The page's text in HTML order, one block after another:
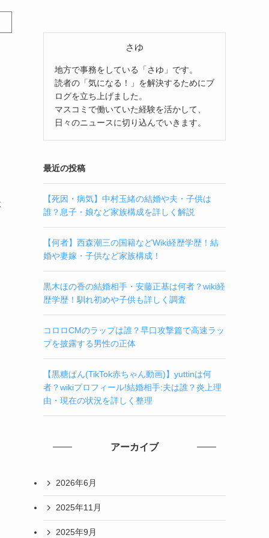
さゆ
地方で事務をしている「さゆ」です。
読者の「気になる！」を解決するためにブ
ログを立ち上げました。
マスコミで働いていた経験を活かして、
日々のニュースに切り込んでいきます。
最近の投稿
【死因・病気】中村玉緒の結婚や夫・子供は
誰？息子・娘など家族構成を詳しく解説
【何者】西森潮三の国籍などWiki経歴学歴！結
婚や妻嫁・子供など家族構成！
黒木ほの香の結婚相手・安藤正基は何者？wiki経
歴学歴！馴れ初めや子供も詳しく調査
コロロCMのラップは誰？早口攻撃篇で高速ラッ
プを披露する男性の正体
【黒糖ぱん(TikTok赤ちゃん動画)】yuttinは何
者？wikiプロフィール!結婚相手:夫は誰？炎上理
由・現在の状況を詳しく整理
アーカイブ
2026年6月
2025年11月
2025年9月